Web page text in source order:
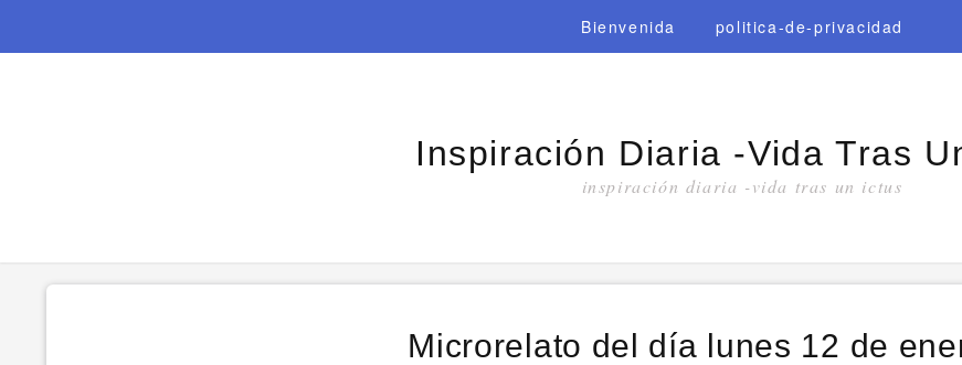
Bienvenida politica-de-privacidad
Inspiración Diaria -vida Tras
inspiración diaria -vida tras un ictus
Microrelato del día lunes 12 de